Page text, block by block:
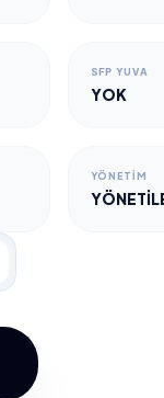
SFP YUVA
YOK
YÖNETIM